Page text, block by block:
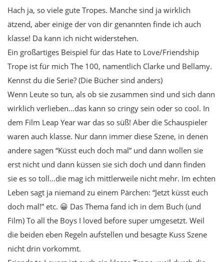
Hach ja, so viele gute Tropes. Manche sind ja wirklich
ätzend, aber einige der von dir genannten finde ich auch
klasse! Da kann ich nicht widerstehen.
Ein großartiges Beispiel für das Hate to Love/Friendship
Trope ist für mich The 100, namentlich Clarke und Bellamy.
Kennst du die Serie? (Die Bücher sind anders)
Wenn Leute so tun, als ob sie zusammen sind und sich dann
wirklich verlieben…das kann so cringy sein oder so cool. In
dem Film Leap Year war das so süß! Aber die Schauspieler
waren auch klasse. Nur dann immer diese Szene, in denen
andere sagen “Küsst euch doch mal” und dann wollen sie
erst nicht und dann küssen sie sich doch und dann finden
sie es so toll…die mag ich mittlerweile nicht mehr. Im echten
Leben sagt ja niemand zu einem Pärchen: “Jetzt küsst euch
doch mal!” etc. 😀 Das Thema fand ich in dem Buch (und
Film) To all the Boys I loved before super umgesetzt. Weil
die beiden eben Regeln aufstellen und besagte Kuss Szene
nicht drin vorkommt.